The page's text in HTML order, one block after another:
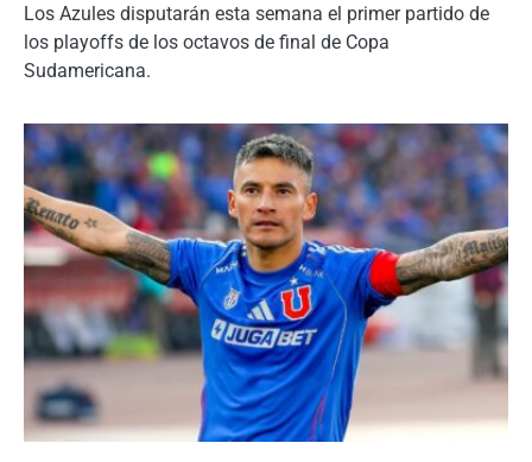
Los Azules disputarán esta semana el primer partido de
los playoffs de los octavos de final de Copa
Sudamericana.